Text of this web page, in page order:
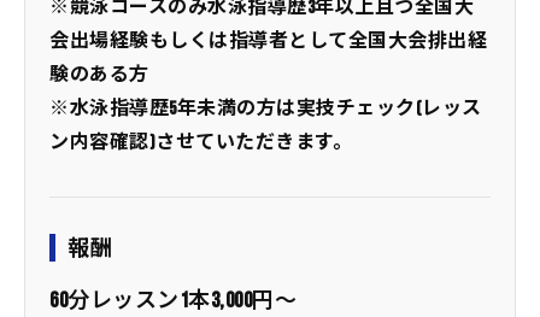
※競泳コースのみ水泳指導歴3年以上且つ全国大
会出場経験もしくは指導者として全国大会排出経
験のある方
※水泳指導歴5年未満の方は実技チェック(レッス
ン内容確認)させていただきます。
報酬
60分レッスン1本3,000円～